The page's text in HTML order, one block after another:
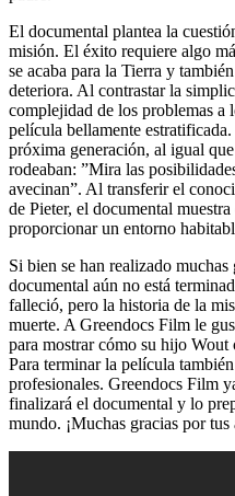
El documental plantea la
misión. El éxito requiere algo
se acaba para la Tierra y
deteriora. Al contrastar la
complejidad de los problemas a
película bellamente
próxima generación, al igual
rodeaban: ”Mira las
avecinan”. Al transferir el
de Pieter, el documental
proporcionar un entorno
Si bien se han realizado
documental aún no está
falleció, pero la historia de la
muerte. A Greendocs Film le
para mostrar cómo su hijo
Para terminar la película
profesionales. Greendocs Film
finalizará el documental y lo
mundo. ¡Muchas gracias por tus